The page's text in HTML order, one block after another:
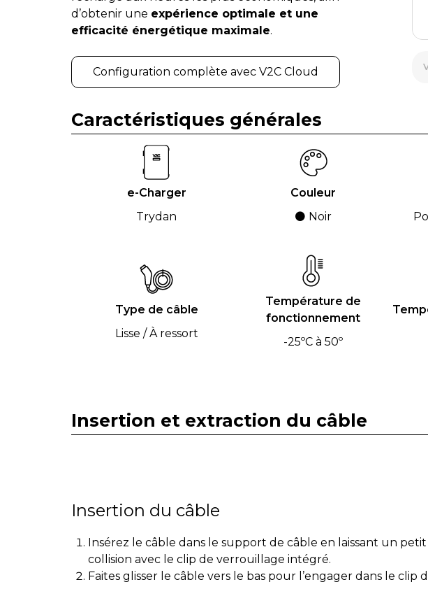
d’obtenir une expérience optimale et une
efficacité énergétique maximale.
Configuration complète avec V2C Cloud
Caractéristiques générales
e-Charger
Trydan
Couleur
⚫ Noir
Type de câble
Lisse / À ressort
Température de
fonctionnement
-25ºC à 50º
Insertion et extraction du câble
Insertion du câble
Insérez le câble dans le support de câble en laissant un petit
collision avec le clip de verrouillage intégré.
Faites glisser le câble vers le bas pour l’engager dans le clip